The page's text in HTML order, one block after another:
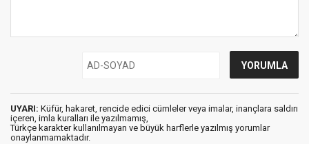
UYARI: Küfür, hakaret, rencide edici cümleler veya imalar, inançlara saldırı
içeren, imla kuralları ile yazılmamış,
Türkçe karakter kullanılmayan ve büyük harflerle yazılmış yorumlar
onaylanmamaktadır.